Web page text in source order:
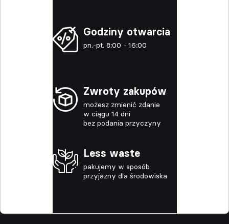
Godziny otwarcia
pn.-pt. 8:00 - 16:00
Zwroty zakupów
możesz zmienić zdanie
w ciągu 14 dni
bez podania przyczyny
Less waste
pakujemy w sposób
przyjazny dla środowiska